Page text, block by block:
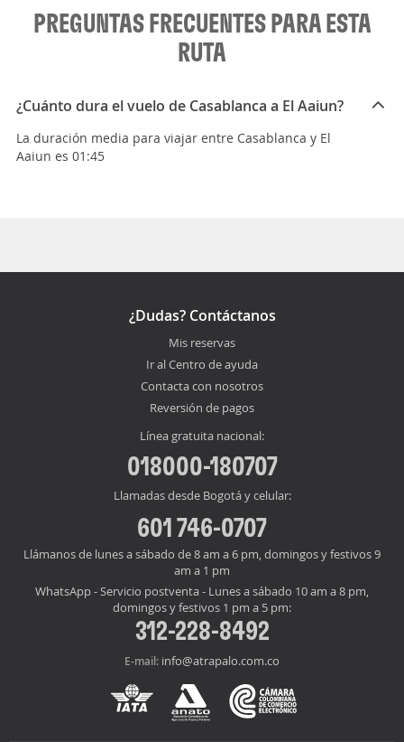
PREGUNTAS FRECUENTES PARA ESTA
RUTA
¿Cuánto dura el vuelo de Casablanca a El Aaiun?
La duración media para viajar entre Casablanca y El
Aaiun es 01:45
¿Dudas? Contáctanos
Mis reservas
Ir al Centro de ayuda
Contacta con nosotros
Reversión de pagos
Línea gratuita nacional:
018000-180707
Llamadas desde Bogotá y celular:
601 746-0707
Llámanos de lunes a sábado de 8 am a 6 pm, domingos y festivos 9
am a 1 pm
WhatsApp - Servicio postventa - Lunes a sábado 10 am a 8 pm,
domingos y festivos 1 pm a 5 pm:
312-228-8492
E-mail: info@atrapalo.com.co